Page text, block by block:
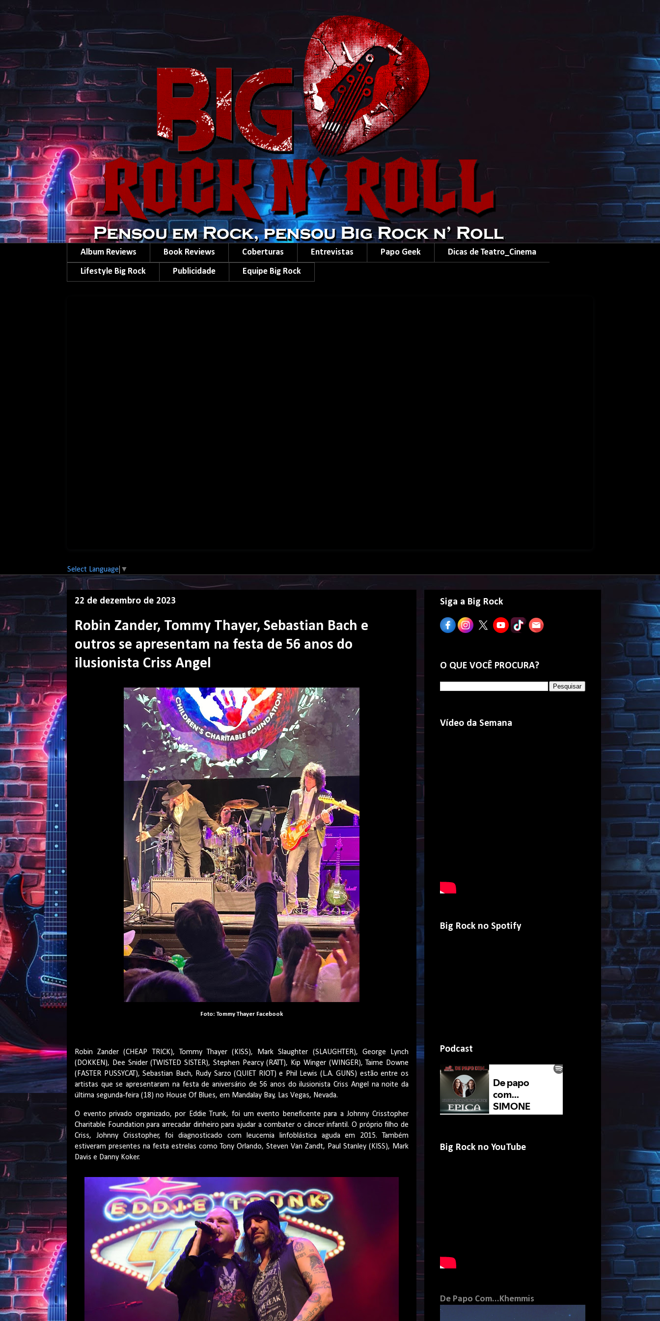
Album Reviews Book Reviews Coberturas Entrevistas Papo Geek Dicas de Teatro_Cinema
Lifestyle Big Rock Publicidade Equipe Big Rock
Select Language ▼
22 de dezembro de 2023
Robin Zander, Tommy Thayer, Sebastian Bach e
outros se apresentam na festa de 56 anos do
ilusionista Criss Angel
Foto: Tommy Thayer Facebook
Robin Zander (CHEAP TRICK), Tommy Thayer (KISS), Mark Slaughter (SLAUGHTER), George Lynch
(DOKKEN), Dee Snider (TWISTED SISTER), Stephen Pearcy (RATT), Kip Winger (WINGER), Taime Downe
(FASTER PUSSYCAT), Sebastian Bach, Rudy Sarzo (QUIET RIOT) e Phil Lewis (L.A. GUNS) estão entre os
artistas que se apresentaram na festa de aniversário de 56 anos do ilusionista Criss Angel na noite da
última segunda-feira (18) no House Of Blues, em Mandalay Bay, Las Vegas, Nevada.
O evento privado organizado, por Eddie Trunk, foi um evento beneficente para a Johnny Crisstopher
Charitable Foundation para arrecadar dinheiro para ajudar a combater o câncer infantil. O próprio filho de
Criss, Johnny Crisstopher, foi diagnosticado com leucemia linfoblástica aguda em 2015. Também
estiveram presentes na festa estrelas como Tony Orlando, Steven Van Zandt, Paul Stanley (KISS), Mark
Davis e Danny Koker.
Siga a Big Rock
O QUE VOCÊ PROCURA?
Vídeo da Semana
Big Rock no Spotify
Podcast
Big Rock no YouTube
De Papo Com...Khemmis